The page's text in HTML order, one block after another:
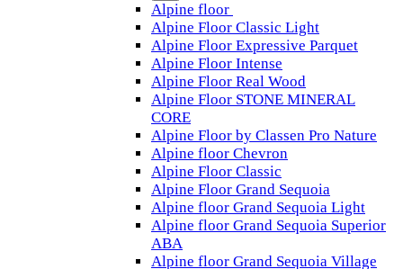
Alpine floor
Alpine Floor Classic Light
Alpine Floor Expressive Parquet
Alpine Floor Intense
Alpine Floor Real Wood
Alpine Floor STONE MINERAL
CORE
Alpine Floor by Classen Pro Nature
Alpine floor Chevron
Alpine Floor Classic
Alpine Floor Grand Sequoia
Alpine floor Grand Sequoia Light
Alpine floor Grand Sequoia Superior
ABA
Alpine floor Grand Sequoia Village